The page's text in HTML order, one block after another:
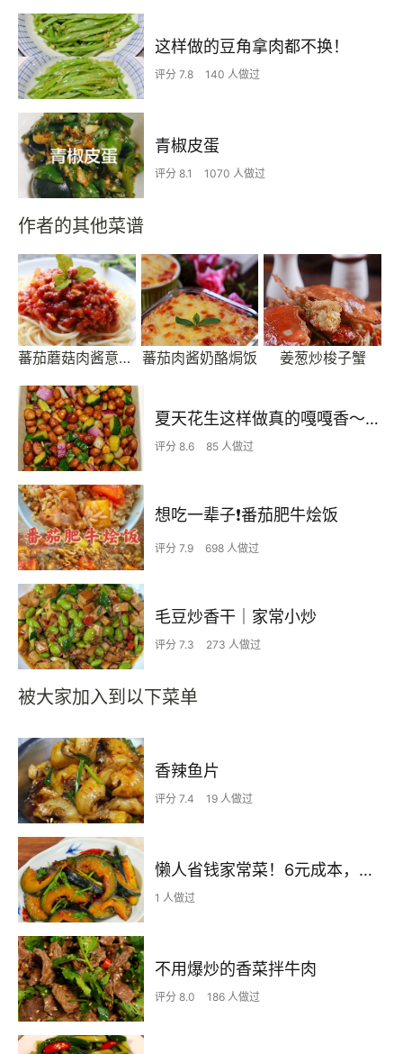
这样做的豆角拿肉都不换！
评分 7.8 140 人做过
青椒皮蛋
评分 8.1 1070 人做过
作者的其他菜谱
蕃茄蘑菇肉酱意大利面 蕃茄肉酱奶酪焗饭 姜葱炒梭子蟹
夏天花生这样做真的嘎嘎香～下饭又下酒
评分 8.6 85 人做过
想吃一辈子❗️番茄肥牛烩饭
评分 7.9 698 人做过
毛豆炒香干｜家常小炒
评分 7.3 273 人做过
被大家加入到以下菜单
香辣鱼片
评分 7.4 19 人做过
懒人省钱家常菜！6元成本，软糯香浓配米饭绝了~
1 人做过
不用爆炒的香菜拌牛肉
评分 8.0 186 人做过